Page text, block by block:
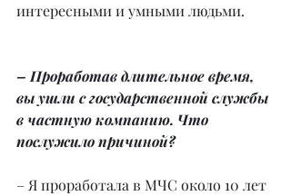
интересными и умными людьми.
– Проработав длительное время,
вы ушли с государственной службы
в частную компанию. Что
послужило причиной?
– Я проработала в МЧС около 10 лет